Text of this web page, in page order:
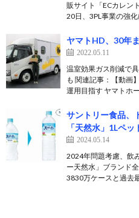
販サイト「ECカレン
20日、3PL事業の強
ヤマトHD、30年
2022.05.11
温室効果ガス削減で
も 関連記事：【動画
運用目指す ヤマトホ
サントリー食品、
「天然水」1Lペ
2024.05.14
2024年問題考慮、飲
ー天然水」ブランド
3830万ケースと過去